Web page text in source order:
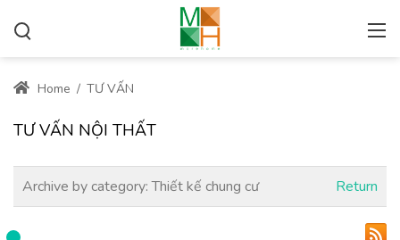
Home / TƯ VẤN
TƯ VẤN NỘI THẤT
Archive by category:Thiết kế chung cư Return